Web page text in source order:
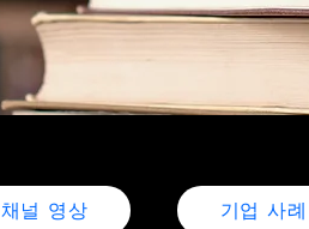
채널 영상 기업 사례